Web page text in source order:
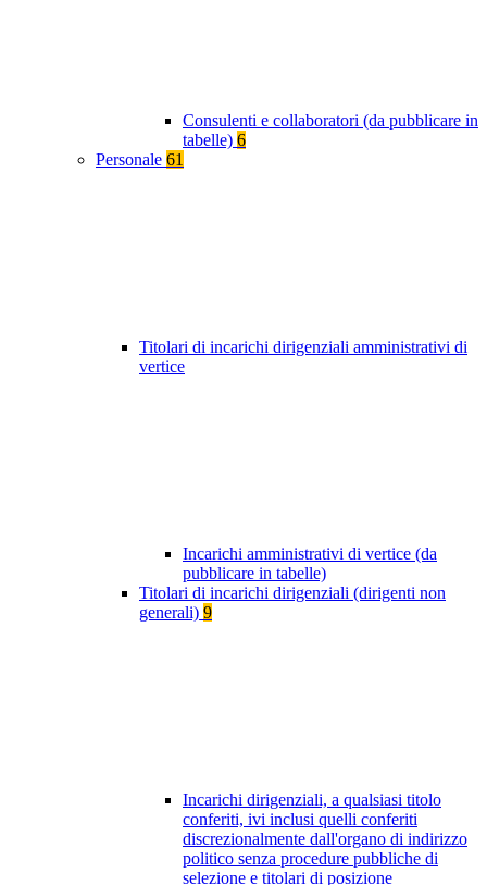
Consulenti e collaboratori (da pubblicare in
tabelle) 6
Personale 61
Titolari di incarichi dirigenziali amministrativi di
vertice
Incarichi amministrativi di vertice (da
pubblicare in tabelle)
Titolari di incarichi dirigenziali (dirigenti non
generali) 9
Incarichi dirigenziali, a qualsiasi titolo
conferiti, ivi inclusi quelli conferiti
discrezionalmente dall'organo di indirizzo
politico senza procedure pubbliche di
selezione e titolari di posizione